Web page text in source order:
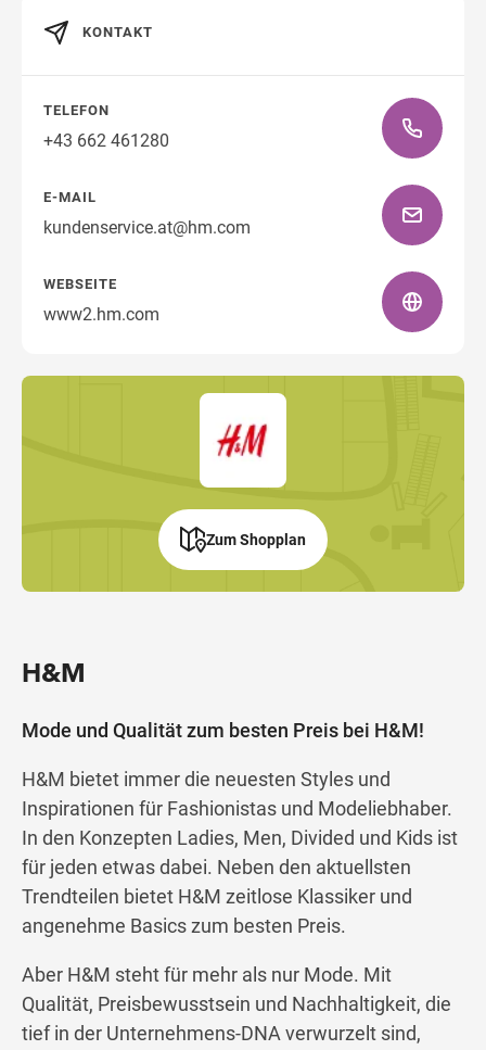
H&M
Mode und Qualität zum besten Preis bei H&M!
H&M bietet immer die neuesten Styles und
Inspirationen für Fashionistas und Modeliebhaber.
In den Konzepten Ladies, Men, Divided und Kids ist
für jeden etwas dabei. Neben den aktuellsten
Trendteilen bietet H&M zeitlose Klassiker und
angenehme Basics zum besten Preis.
Aber H&M steht für mehr als nur Mode. Mit
Qualität, Preisbewusstsein und Nachhaltigkeit, die
tief in der Unternehmens-DNA verwurzelt sind,
KONTAKT
TELEFON
+43 662 461280
E-MAIL
kundenservice.at@hm.com
WEBSEITE
www2.hm.com
Zum Shopplan